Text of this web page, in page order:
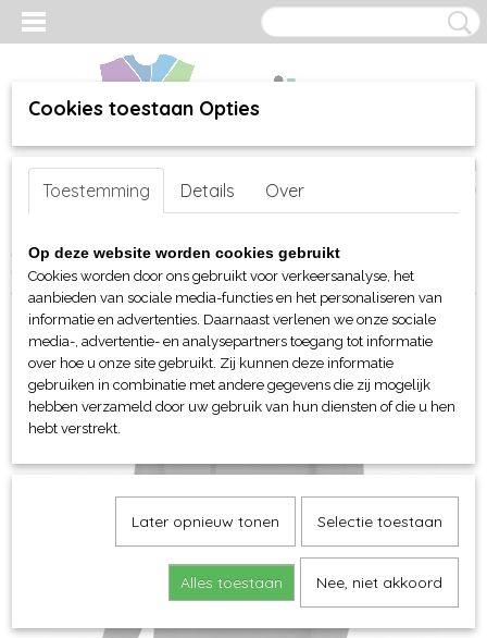
Inloggen Registreren
(0)
Home >webshop>Per merk >AWDis >Just Cool Sport
Cool 1/2 Zip sweater dames
Cookies toestaan Opties
Toestemming Details Over
Op deze website worden cookies gebruikt
Cookies worden door ons gebruikt voor verkeersanalyse, het
aanbieden van sociale media-functies en het personaliseren van
informatie en advertenties. Daarnaast verlenen we onze sociale
media-, advertentie- en analysepartners toegang tot informatie
over hoe u onze site gebruikt. Zij kunnen deze informatie
gebruiken in combinatie met andere gegevens die zij mogelijk
hebben verzameld door uw gebruik van hun diensten of die u hen
hebt verstrekt.
Later opnieuw tonen Selectie toestaan
Alles toestaan Nee, niet akkoord